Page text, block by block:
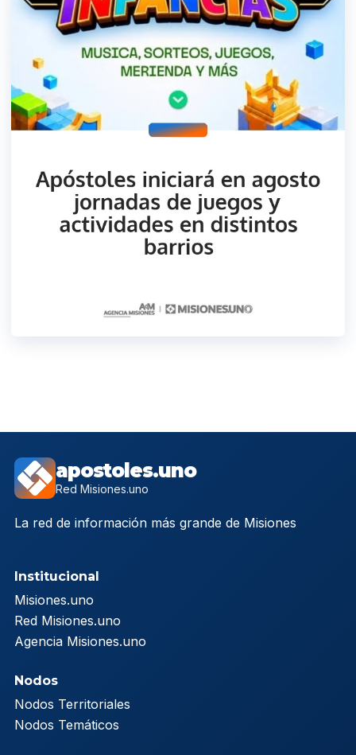
apostoles.uno
Red Misiones.uno
La red de información más grande de Misiones
Institucional
Misiones.uno
Red Misiones.uno
Agencia Misiones.uno
Nodos
Nodos Territoriales
Nodos Temáticos